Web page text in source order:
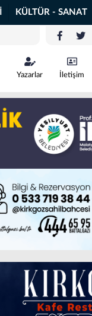
KÜLTÜR - SANAT
Yazarlar İletişim